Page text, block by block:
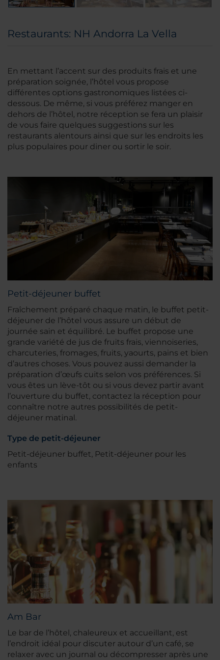
Restaurants: NH Andorra La Vella
En mettant l’accent sur des produits frais et une
préparation soignée, l’hôtel vous propose
différentes options gastronomiques listées ci-
dessous. De même, si vous préférez manger en
dehors de l’hôtel, notre réception se fera un plaisir
de vous faire quelques suggestions sur les
restaurants alentours ainsi que sur les endroits les
plus populaires pour diner ou sortir le soir.
Petit-déjeuner buffet
Fraîchement préparé chaque matin, le buffet petit-
déjeuner de l’hôtel vous assure un début de
journée sain et équilibré. Le buffet propose une
grande variété de jus de fruits frais, viennoiseries,
charcuteries, fromages, fruits, yaourts, pains et bien
d’autres choses. Vous pouvez aussi demander la
préparation d’œufs cuits selon vos préférences. Si
vous êtes un lève-tôt ou si vous devez partir avant
l’ouverture du buffet, contactez la réception pour
connaître notre autres possibilités de petit-
déjeuner matinal.
Type de petit-déjeuner
Petit-déjeuner buffet, Petit-déjeuner pour les
enfants
Am Bar
Le bar de l’hôtel, chaleureux et accueillant, est
l’endroit idéal pour discuter autour d’un café, se
relaxer avec un journal ou décompresser après une